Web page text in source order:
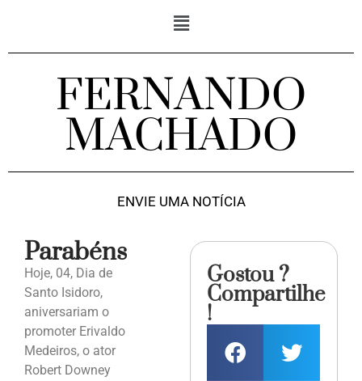
FERNANDO
MACHADO
ENVIE UMA NOTÍCIA
Parabéns
Hoje, 04, Dia de
Santo Isidoro,
aniversariam o
promoter Erivaldo
Medeiros, o ator
Robert Downey
Gostou ?
Compartilhe
!